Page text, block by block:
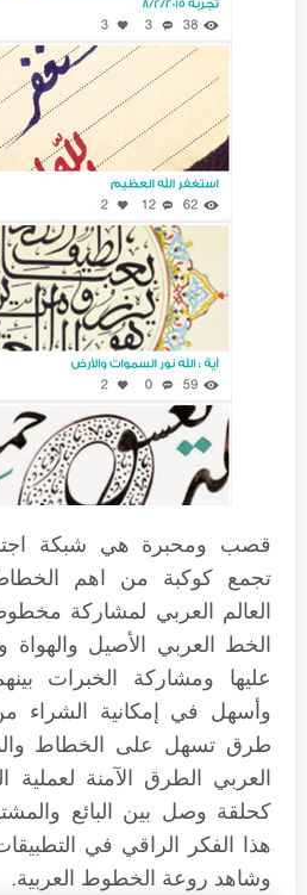
قصب ومحبرة هي شبكة
تجمع كوكبة من اهم
العالم العربي لمشاركة
الخط العربي الأصيل والهواة
عليها ومشاركة الخبرات
وأسهل في إمكانية الشراء
طرق تسهل على الخطاط
العربي الطرق الآمنة لعملية
كحلقة وصل بين البائع
هذا الفكر الراقي في
وشاهد روعة الخطوط العربية.